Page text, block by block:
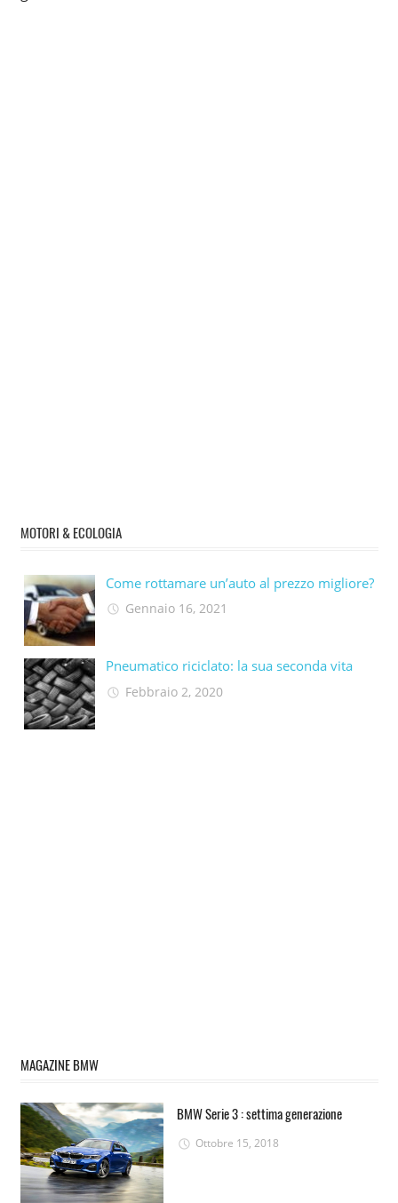
MOTORI & ECOLOGIA
Come rottamare un’auto al prezzo migliore?
Gennaio 16, 2021
Pneumatico riciclato: la sua seconda vita​
Febbraio 2, 2020
MAGAZINE BMW
BMW Serie 3 : settima generazione
Ottobre 15, 2018